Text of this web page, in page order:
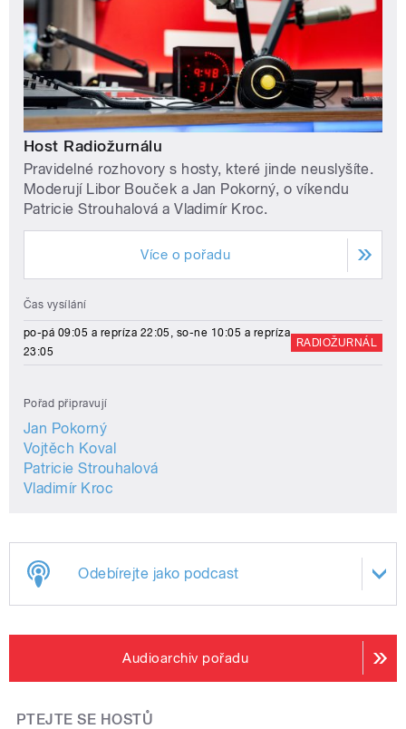
Host Radiožurnálu
Pravidelné rozhovory s hosty, které jinde neuslyšíte.
Moderují Libor Bouček a Jan Pokorný, o víkendu
Patricie Strouhalová a Vladimír Kroc.
Více o pořadu
Čas vysílání
po-pá 09:05 a repríza 22:05, so-ne 10:05 a repríza
23:05
RADIOŽURNÁL
Pořad připravují
Jan Pokorný
Vojtěch Koval
Patricie Strouhalová
Vladimír Kroc
Odebírejte jako podcast
Audioarchiv pořadu
PTEJTE SE HOSTŮ